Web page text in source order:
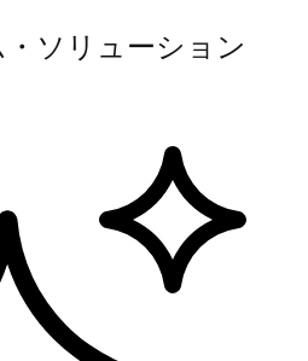
ソリューション